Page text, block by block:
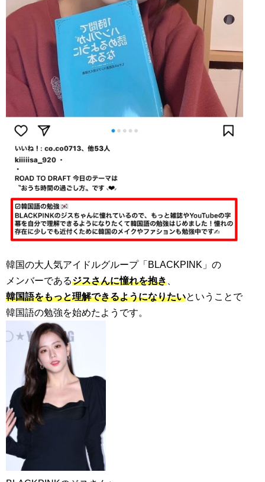
韓国の大人気アイドルグループ「BLACKPINK」の
メンバーであるジスさんに憧れを抱き
韓国語をもっと理解できるようになりたいということで
韓国語の勉強を始めたようです。